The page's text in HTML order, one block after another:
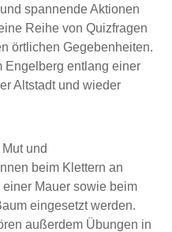
spannende Aktionen
Reihe von Quizfragen
örtlichen Gegebenheiten.
Engelberg entlang einer
Altstadt und wieder
und
beim Klettern an
Mauer sowie beim
eingesetzt werden.
außerdem Übungen in